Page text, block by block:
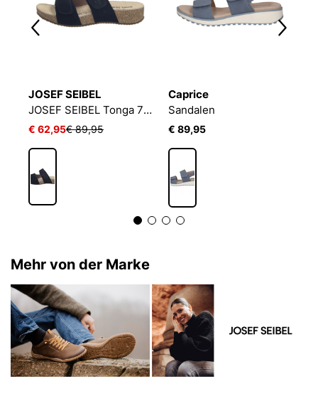
JOSEF SEIBEL
JOSEF SEIBEL Tonga 71 | Sandale für Damen | Schwarz
€ 62,95€ 89,95
Caprice
Sandalen
€ 89,95
Mehr von der Marke